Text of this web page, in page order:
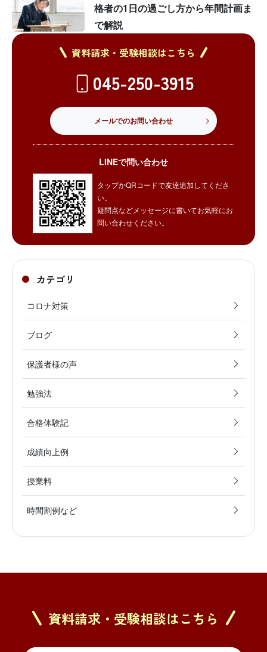
格者の1日の過ごし方から年間計画ま
で解説
資料請求・受験相談はこちら
045-250-3915
メールでのお問い合わせ
LINEで問い合わせ
タップかQRコードで友達追加してくださ
い。
疑問点などメッセージに書いてお気軽にお
問い合わせください。
カテゴリ
コロナ対策
ブログ
保護者様の声
勉強法
合格体験記
成績向上例
授業料
時間割例など
資料請求・受験相談はこちら